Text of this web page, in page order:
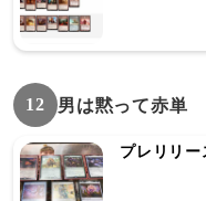
12 男は黙って赤単
プレリリ